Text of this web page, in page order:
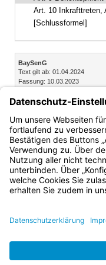
Art. 10 Inkrafttreten,
[Schlussformel]
Inhalt
BaySenG
Text gilt ab: 01.04.2024
Fassung: 10.03.2023
Art. 9 Berichtspflicht
Das
nach
Bayern.de
BayernPortal
Impressum